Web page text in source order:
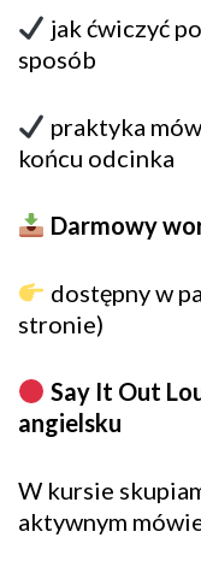
jak ćwiczyć
sposób
praktyka
końcu odcinka
Darmowy
dostępny w
stronie)
Say It Out
angielsku
W kursie
aktywnym